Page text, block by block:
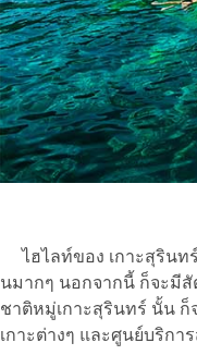
ไฮไลท์ของ เกาะสุรินท
นมากๆ นอกจากนี้ ก็จะมี
ชาติหมู่เกาะสุรินทร์ นั้น ก็
เกาะต่างๆ และศูนย์บริก